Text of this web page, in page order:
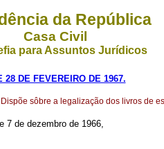
da República
Casa Civil
para Assuntos Jurídicos
28 DE FEVEREIRO DE 1967.
Dispõe sôbre a legalização dos livros de
7 de dezembro de 1966,